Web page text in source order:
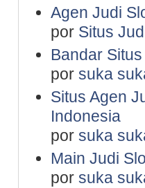
Agen Judi
por Situs
Bandar
por suka
Situs Agen
Indonesia
por suka
Main Judi
por suka